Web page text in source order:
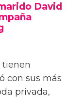
David
tienen
con sus más
privada,